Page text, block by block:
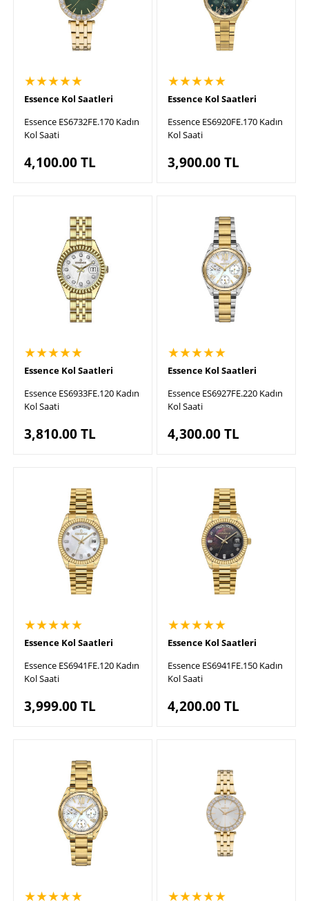
★★★★★
Essence Kol Saatleri
Essence ES6732FE.170 Kadın
Kol Saati
4,100.00TL
★★★★★
Essence Kol Saatleri
Essence ES6920FE.170 Kadın
Kol Saati
3,900.00TL
★★★★★
Essence Kol Saatleri
Essence ES6933FE.120 Kadın
Kol Saati
3,810.00TL
★★★★★
Essence Kol Saatleri
Essence ES6927FE.220 Kadın
Kol Saati
4,300.00TL
★★★★★
Essence Kol Saatleri
Essence ES6941FE.120 Kadın
Kol Saati
3,999.00TL
★★★★★
Essence Kol Saatleri
Essence ES6941FE.150 Kadın
Kol Saati
4,200.00TL
★★★★★ ★★★★★